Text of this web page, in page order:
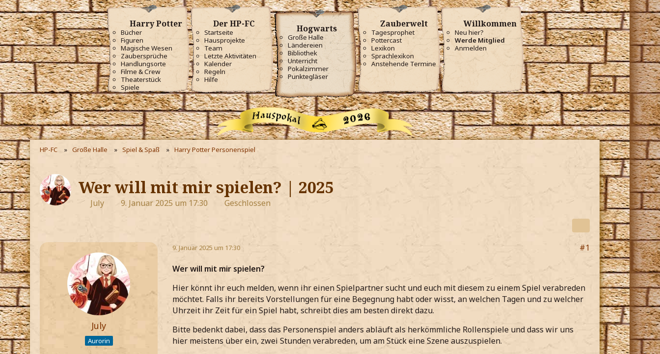
Harry Potter
Bücher
Figuren
Magische Wesen
Zaubersprüche
Handlungsorte
Filme & Crew
Theaterstück
Spiele
Der HP-FC
Startseite
Hausprojekte
Team
Letzte Aktivitäten
Kalender
Regeln
Hilfe
Hogwarts
Große Halle
Ländereien
Bibliothek
Unterricht
Pokalzimmer
Punktegläser
Zauberwelt
Tagesprophet
Pottercast
Lexikon
Sprachlexikon
Anstehende Termine
Willkommen
Neu hier?
Werde Mitglied
Anmelden
HP-FC Große Halle Spiel & Spaß Harry Potter Personenspiel
Wer will mit mir spielen? | 2025
July 9. Januar 2025 um 17:30 Geschlossen
July
Aurorin
9. Januar 2025 um 17:30
#1
Wer will mit mir spielen?
Hier könnt ihr euch melden, wenn ihr einen Spielpartner sucht und euch mit diesem zu einem Spiel verabreden
möchtet. Falls ihr bereits Vorstellungen für eine Begegnung habt oder wisst, an welchen Tagen und zu welcher
Uhrzeit ihr Zeit für ein Spiel habt, schreibt dies am besten direkt dazu.
Bitte bedenkt dabei, dass das Personenspiel anders abläuft als herkömmliche Rollenspiele und dass wir uns
hier meistens über ein, zwei Stunden verabreden, um am Stück eine Szene auszuspielen.